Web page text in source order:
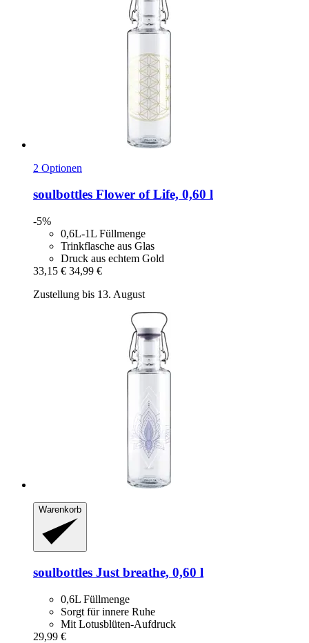
2 Optionen
soulbottles Flower of Life, 0,60 l
-5%
0,6L-1L Füllmenge
Trinkflasche aus Glas
Druck aus echtem Gold
33,15 € 34,99 €
Zustellung bis 13. August
Warenkorb
soulbottles Just breathe, 0,60 l
0,6L Füllmenge
Sorgt für innere Ruhe
Mit Lotusblüten-Aufdruck
29,99 €